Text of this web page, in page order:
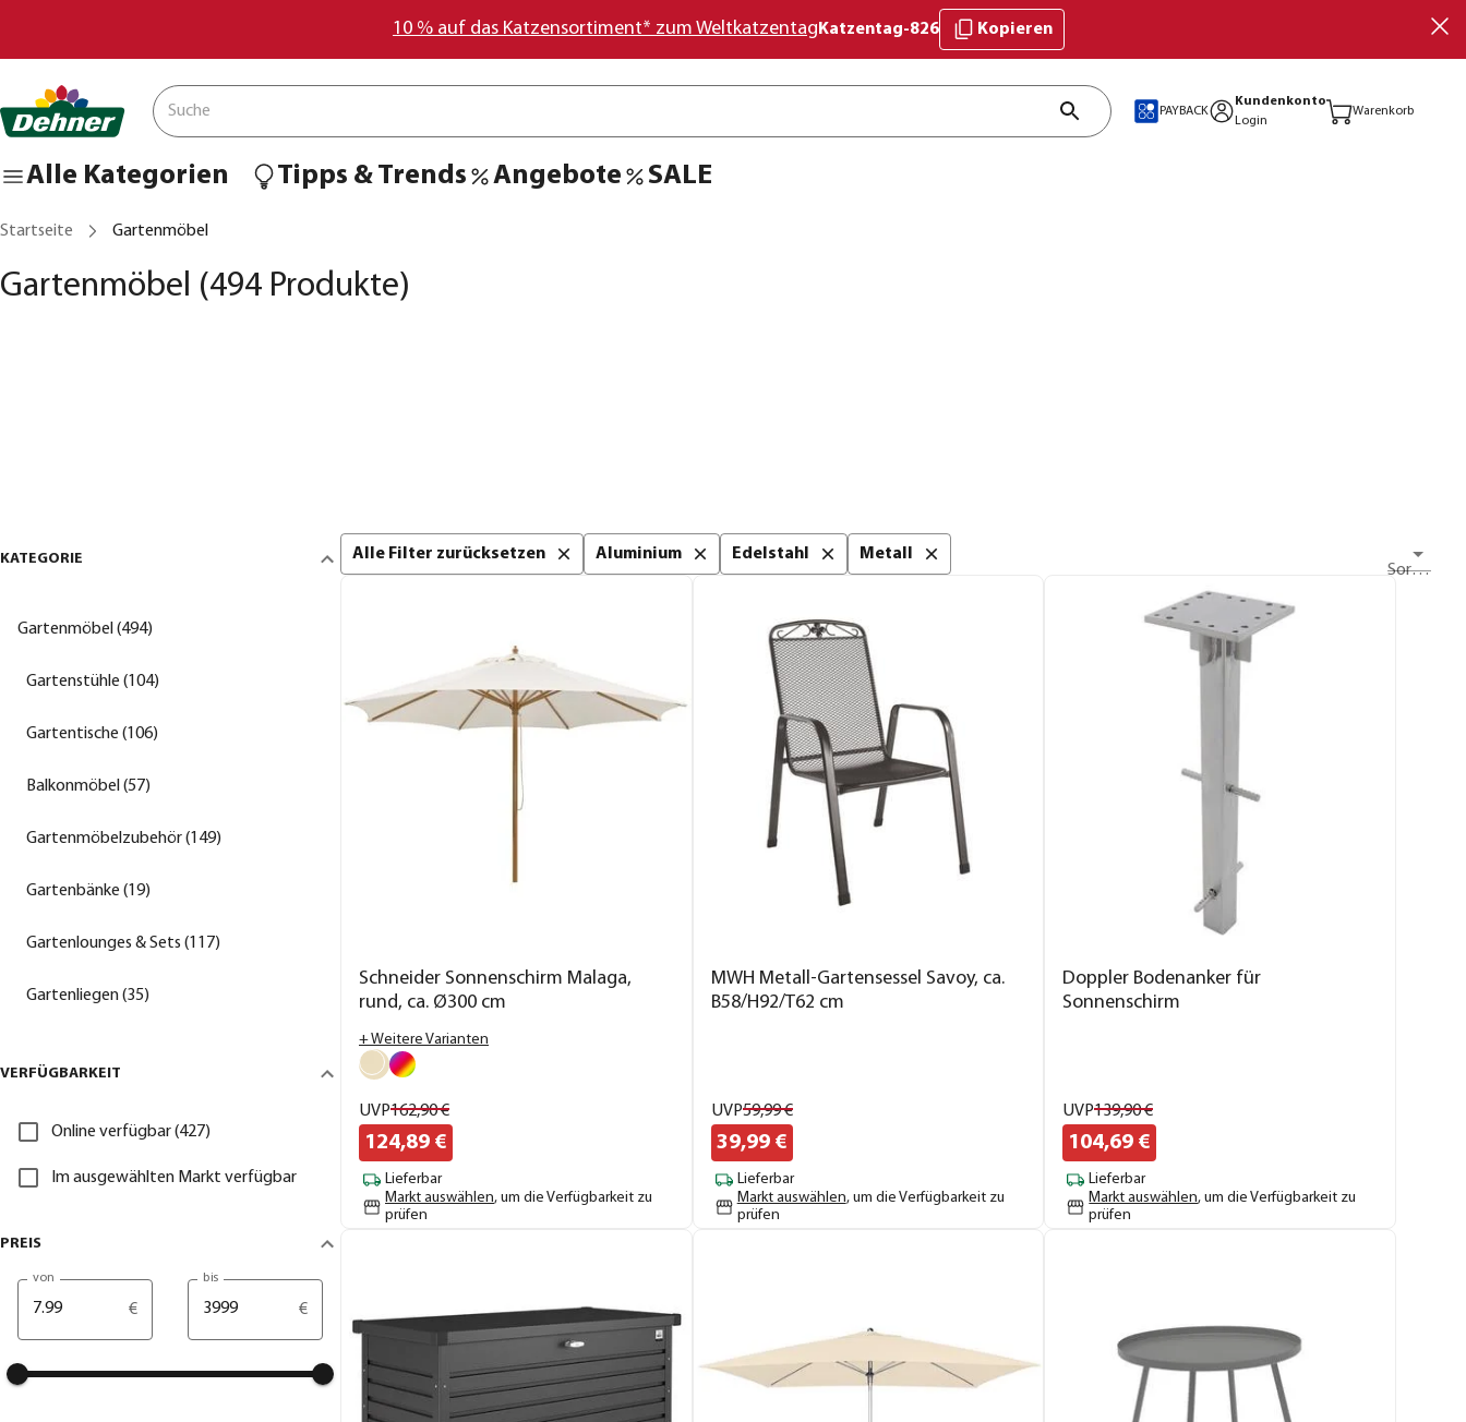
10 % auf das Katzensortiment* zum Weltkatzentag Katzentag-826 Kopieren
PAYBACK
Kundenkonto
Login
Warenkorb
Alle Kategorien Tipps & Trends Angebote SALE
Startseite Gartenmöbel
Gartenmöbel (494 Produkte)
KATEGORIE
Gartenmöbel (494)
Gartenstühle (104)
Gartentische (106)
Balkonmöbel (57)
Gartenmöbelzubehör (149)
Gartenbänke (19)
Gartenlounges & Sets (117)
Gartenliegen (35)
VERFÜGBARKEIT
Online verfügbar (427)
Im ausgewählten Markt verfügbar
PREIS
von
€
bis
€
Alle Filter zurücksetzen Aluminium Edelstahl
Metall
Sortieren nach
Schneider Sonnenschirm Malaga,
rund, ca. Ø300 cm
+ Weitere Varianten
UVP162,90€
124,89 €
Lieferbar
Markt auswählen, um die Verfügbarkeit zu
prüfen
MWH Metall-Gartensessel Savoy, ca.
B58/H92/T62 cm
UVP59,99€
39,99€
Lieferbar
Markt auswählen, um die Verfügbarkeit zu
prüfen
Doppler Bodenanker für
Sonnenschirm
UVP139,90€
104,69 €
Lieferbar
Markt auswählen, um die Verfügbarkeit zu
prüfen